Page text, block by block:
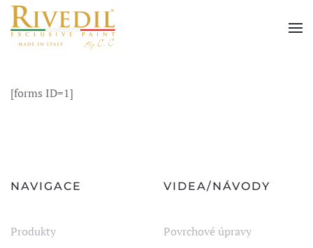
Skip to main content
[forms ID=1]
NAVIGACE
Produkty
VIDEA/NÁVODY
Povrchové úpravy